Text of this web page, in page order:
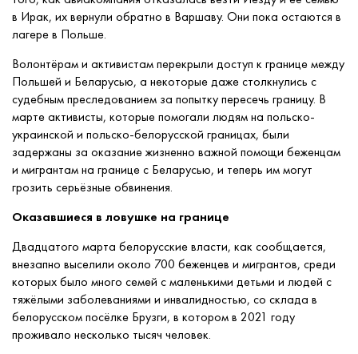
в Ирак, их вернули обратно в Варшаву. Они пока остаются в
лагере в Польше.
Волонтёрам и активистам перекрыли доступ к границе между
Польшей и Беларусью, а некоторые даже столкнулись с
судебным преследованием за попытку пересечь границу. В
марте активисты, которые помогали людям на польско-
украинской и польско-белорусской границах, были
задержаны за оказание жизненно важной помощи беженцам
и мигрантам на границе с Беларусью, и теперь им могут
грозить серьёзные обвинения.
Оказавшиеся в ловушке на границе
Двадцатого марта белорусские власти, как сообщается,
внезапно выселили около 700 беженцев и мигрантов, среди
которых было много семей с маленькими детьми и людей с
тяжёлыми заболеваниями и инвалидностью, со склада в
белорусском посёлке Брузги, в котором в 2021 году
проживало несколько тысяч человек.